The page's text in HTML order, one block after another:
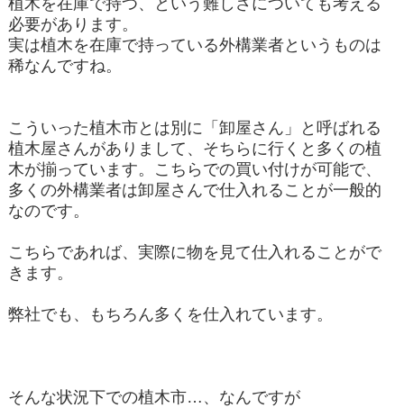
必要があります。
実は植木を在庫で持っている外構業者というものは
稀なんですね。
こういった植木市とは別に「卸屋さん」と呼ばれる
植木屋さんがありまして、そちらに行くと多くの植
木が揃っています。こちらでの買い付けが可能で、
多くの外構業者は卸屋さんで仕入れることが一般的
なのです。
こちらであれば、実際に物を見て仕入れることがで
きます。
弊社でも、もちろん多くを仕入れています。
そんな状況下での植木市…、なんですが